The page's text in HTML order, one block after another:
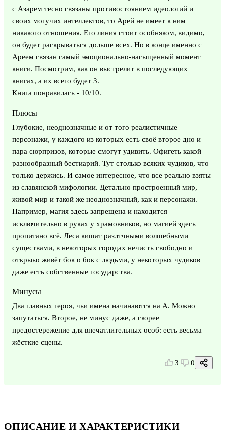
ОПИСАНИЕ И ХАРАКТЕРИСТИКИ
с Азарем тесно связаны противостоянием идеологий и
своих могучих интеллектов, то Арей не имеет к ним
никакого отношения. Его линия стоит особняком, видимо,
он будет раскрываться дольше всех. Но в конце именно с
Ареем связан самый эмоционально-насыщенный момент
книги. Посмотрим, как он выстрелит в последующих
книгах, а их всего будет 3.
Книга понравилась - 10/10.
Плюсы
Глубокие, неоднозначные и от того реалистичные
персонажи, у каждого из которых есть своё второе дно и
пара сюрпризов, которые смогут удивить. Офигеть какой
разнообразный бестиарий. Тут столько всяких чудиков, что
только держись. И самое интересное, что все реально взяты
из славянской мифологии. Детально простроенный мир,
живой мир и такой же неоднозначный, как и персонажи.
Например, магия здесь запрещена и находится
исключительно в руках у храмовников, но магией здесь
пропитано всё. Леса кишат разлтчными волшебными
существами, в некоторых городах нечисть свободно и
открыьо живёт бок о бок с людьми, у некоторых чудиков
даже есть собственные государства.
Минусы
Два главных героя, чьи имена начинаются на А. Можно
запутаться. Второе, не минус даже, а скорее
предостережение для впечатлительных особ: есть весьма
жёсткие сцены.
3 0